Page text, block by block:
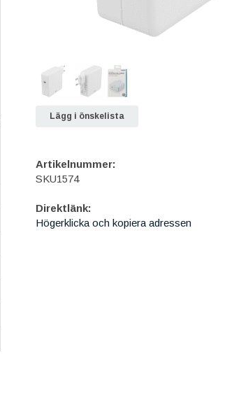
Lägg i önskelista
Artikelnummer:
SKU1574
Direktlänk:
Högerklicka och kopiera adressen